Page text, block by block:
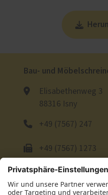
Bau- und
Elisabethenweg 3
88316 Isny
+49 (7567) 247
+49 (7567) 1273
E-Mail schreiben